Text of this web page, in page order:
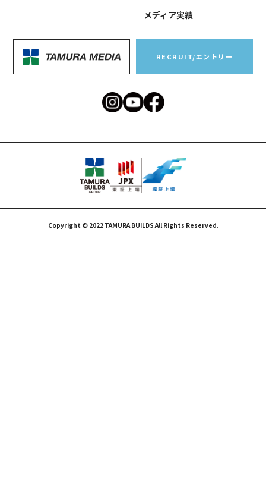
メディア実績
RECRUIT/エントリー
Copyright © 2022 TAMURA BUILDS All Rights Reserved.